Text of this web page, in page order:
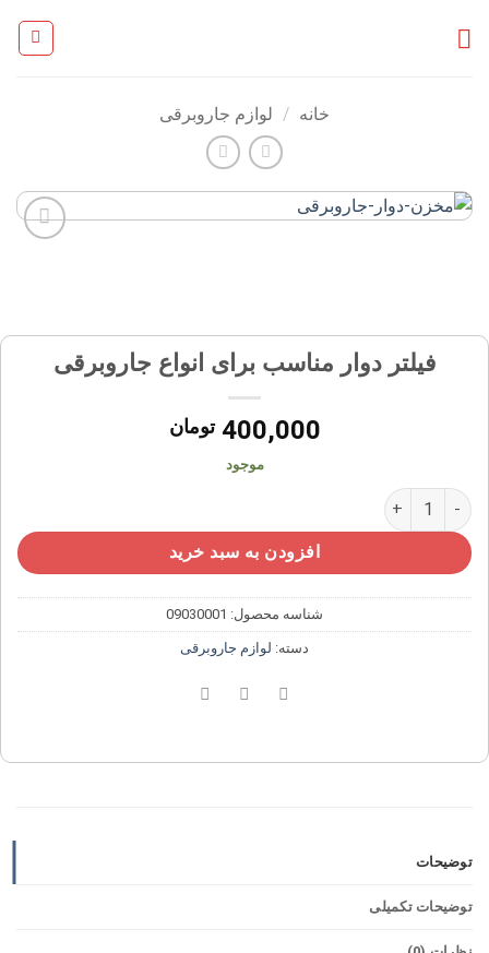
خانه / لوازم جاروبرقی
ها
فیلتر دوار مناسب برای انواع جاروبرقی
400,000 تومان
موجود
فیلتر دوار مناسب برای انواع جاروبرقی عدد
افزودن به سبد خرید
شناسه محصول: 09030001
دسته: لوازم جاروبرقی
توضیحات
توضیحات تکمیلی